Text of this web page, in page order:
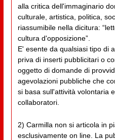
alla critica dell'immaginario
culturale, artistica, politica,
riassumibile nella dicitura:
cultura d'opposizione”.
E' esente da qualsiasi tipo di
priva di inserti pubblicitari o
oggetto di domande di
agevolazioni pubbliche che
si basa sull'attività volontaria
collaboratori.
2) Carmilla non si articola in
esclusivamente on line. La